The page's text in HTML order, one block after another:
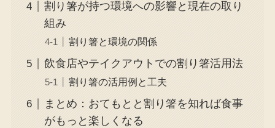
割り箸が持つ環境への影響と現在の取り
組み
割り箸と環境の関係
飲食店やテイクアウトでの割り箸活用法
割り箸の活用例と工夫
まとめ：おてもとと割り箸を知れば食事
がもっと楽しくなる